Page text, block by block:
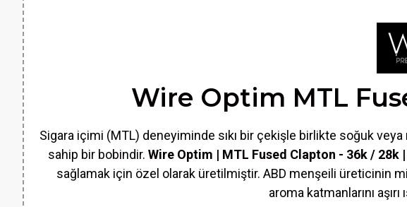
Wire Optim MTL
Sigara içimi (MTL) deneyiminde sıkı bir çekişle birlikte soğuk veya
sahip bir bobindir. Wire Optim | MTL Fused Clapton - 36k / 28k
sağlamak için özel olarak üretilmiştir. ABD menşeili üreticinin
aroma katmanlarını